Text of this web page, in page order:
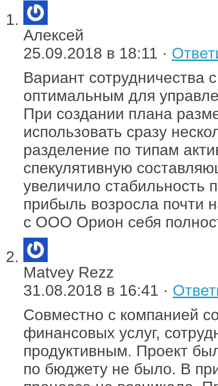
Алексей
25.09.2018 в 18:11 ·
Вариант сотрудничества
оптимальным для
При создании плана
использовать сразу
разделение по типам
спекулятивную
увеличило стабильность
прибыль возросла почти
с ООО Орион себя
Matvey Rezz
31.08.2018 в 16:41 ·
Совместно с компанией
финансовых услуг,
продуктивным. Проект
по бюджету не было. В